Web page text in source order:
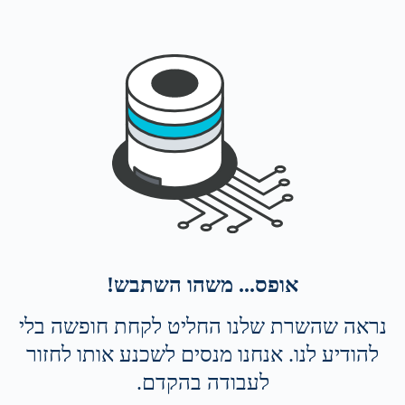
אופס... משהו השתבש!
נראה שהשרת שלנו החליט לקחת חופשה בלי
להודיע לנו. אנחנו מנסים לשכנע אותו לחזור
לעבודה בהקדם.